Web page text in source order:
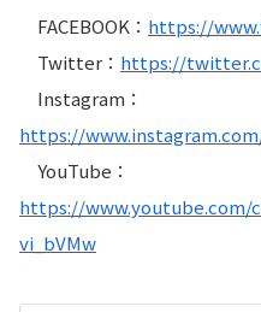
FACEBOOK： https://
Twitter： https://
Instagram：
https://
YouTube：
https://www.youtube.com/
vi_bVMw